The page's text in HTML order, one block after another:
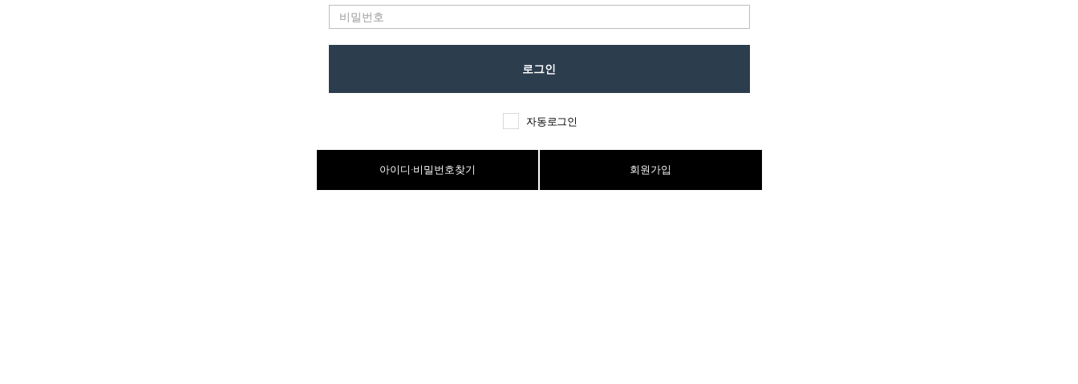
자동로그인